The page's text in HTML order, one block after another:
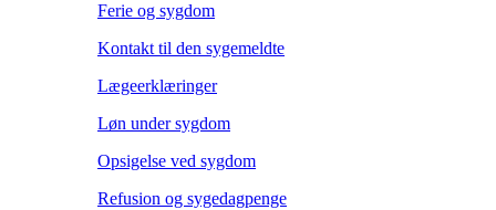
Ferie og sygdom
Kontakt til den sygemeldte
Lægeerklæringer
Løn under sygdom
Opsigelse ved sygdom
Refusion og sygedagpenge